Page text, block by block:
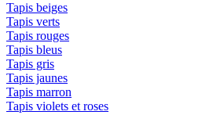
Tapis beiges
Tapis verts
Tapis rouges
Tapis bleus
Tapis gris
Tapis jaunes
Tapis marron
Tapis violets et roses